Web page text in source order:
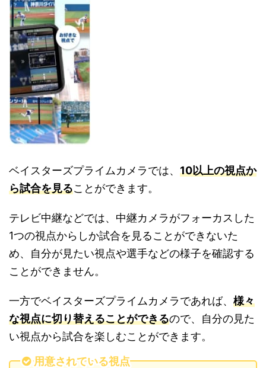
ベイスターズプライムカメラでは、 10以上の視点か
ら試合を見ることができます。
テレビ中継などでは、中継カメラがフォーカスした
1つの視点からしか試合を見ることができないた
め、自分が見たい視点や選手などの様子を確認する
ことができません。
一方でベイスターズプライムカメラであれば、 様々
な視点に切り替えることができるので、自分の見た
い視点から試合を楽しむことができます。
用意されている視点